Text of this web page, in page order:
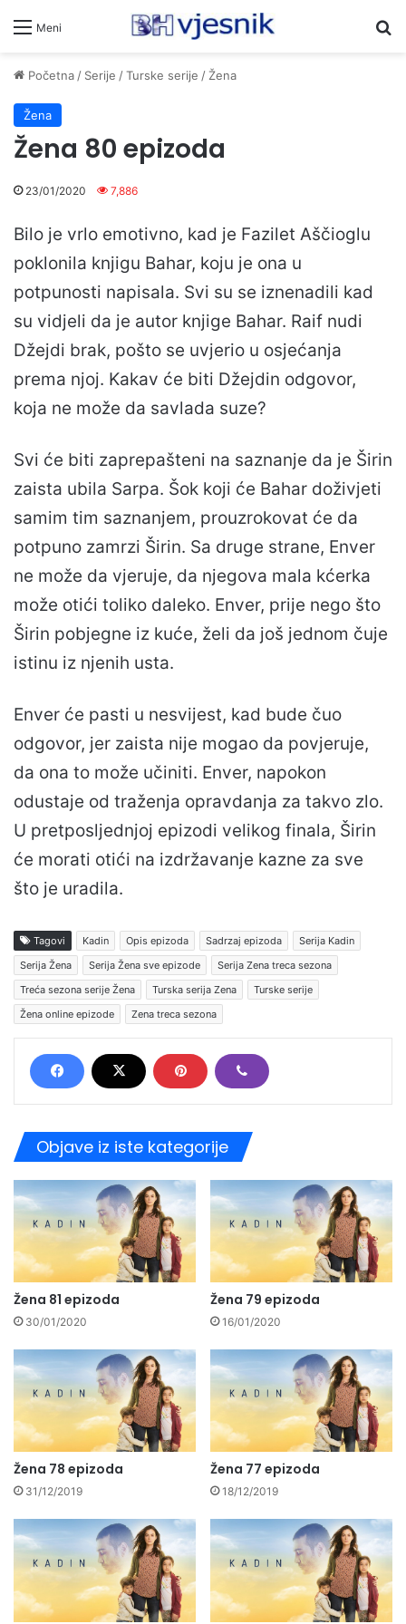
Meni
Početna/ Serije /Turske serije /Žena
Žena
Žena 80 epizoda
23/01/2020 7,886
Bilo je vrlo emotivno, kad je Fazilet Aščioglu
poklonila knjigu Bahar, koju je ona u
potpunosti napisala. Svi su se iznenadili kad
su vidjeli da je autor knjige Bahar. Raif nudi
Džejdi brak, pošto se uvjerio u osjećanja
prema njoj. Kakav će biti Džejdin odgovor,
koja ne može da savlada suze?
Svi će biti zaprepašteni na saznanje da je Širin
zaista ubila Sarpa. Šok koji će Bahar doživjeti
samim tim saznanjem, prouzrokovat će da
potpuno zamrzi Širin. Sa druge strane, Enver
ne može da vjeruje, da njegova mala kćerka
može otići toliko daleko. Enver, prije nego što
Širin pobjegne iz kuće, želi da još jednom čuje
istinu iz njenih usta.
Enver će pasti u nesvijest, kad bude čuo
odgovor, jer zaista nije mogao da povjeruje,
da ona to može učiniti. Enver, napokon
odustaje od traženja opravdanja za takvo zlo.
U pretposljednjoj epizodi velikog finala, Širin
će morati otići na izdržavanje kazne za sve
što je uradila.
Tagovi Kadin Opis epizoda Sadrzaj epizoda
Serija Kadin
Serija Žena
Serija Žena sve epizode
Serija Zena treca sezona
Treća sezona serije Žena
Turska serija Zena
Turske serije
Žena online epizode
Zena treca sezona
Objave iz iste kategorije
Žena 81 epizoda
30/01/2020
Žena 79 epizoda
16/01/2020
Žena 78 epizoda
31/12/2019
Žena 77 epizoda
18/12/2019